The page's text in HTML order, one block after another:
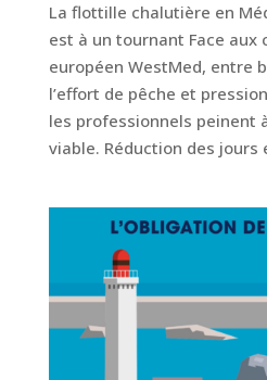
La flottille chalutière en
est à un tournant Face aux
européen WestMed, entre
l’effort de pêche et
les professionnels peinent
viable. Réduction des jours